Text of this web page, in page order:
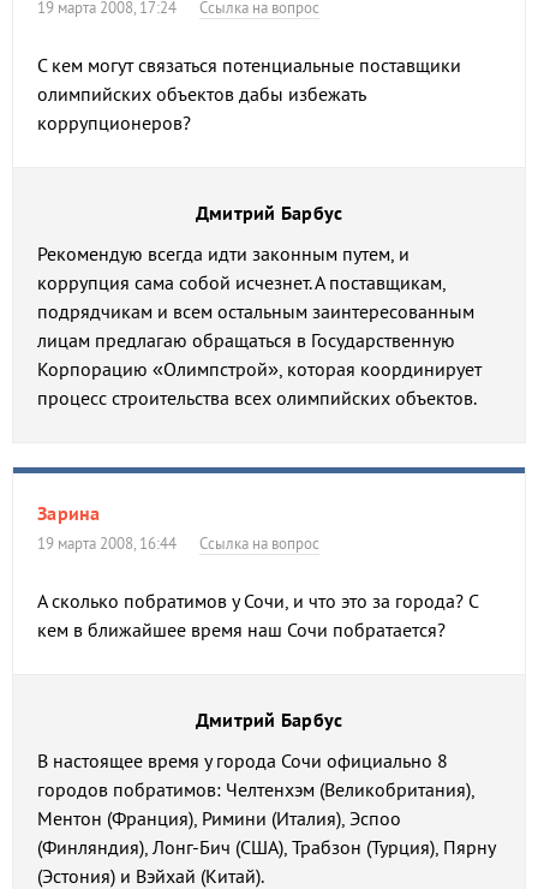
19 марта 2008, 17:24 Ссылка на вопрос
С кем могут связаться потенциальные поставщики
олимпийских объектов дабы избежать
коррупционеров?
Дмитрий Барбус
Рекомендую всегда идти законным путем, и
коррупция сама собой исчезнет. А поставщикам,
подрядчикам и всем остальным заинтересованным
лицам предлагаю обращаться в Государственную
Корпорацию «Олимпстрой», которая координирует
процесс строительства всех олимпийских объектов.
Зарина
19 марта 2008, 16:44 Ссылка на вопрос
А сколько побратимов у Сочи, и что это за города? С
кем в ближайшее время наш Сочи побратается?
Дмитрий Барбус
В настоящее время у города Сочи официально 8
городов побратимов: Челтенхэм (Великобритания),
Ментон (Франция), Римини (Италия), Эспоо
(Финляндия), Лонг-Бич (США), Трабзон (Турция), Пярну
(Эстония) и Вэйхай (Китай).